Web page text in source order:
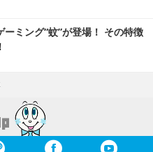
ーミング“蚊”が登場！ その特徴